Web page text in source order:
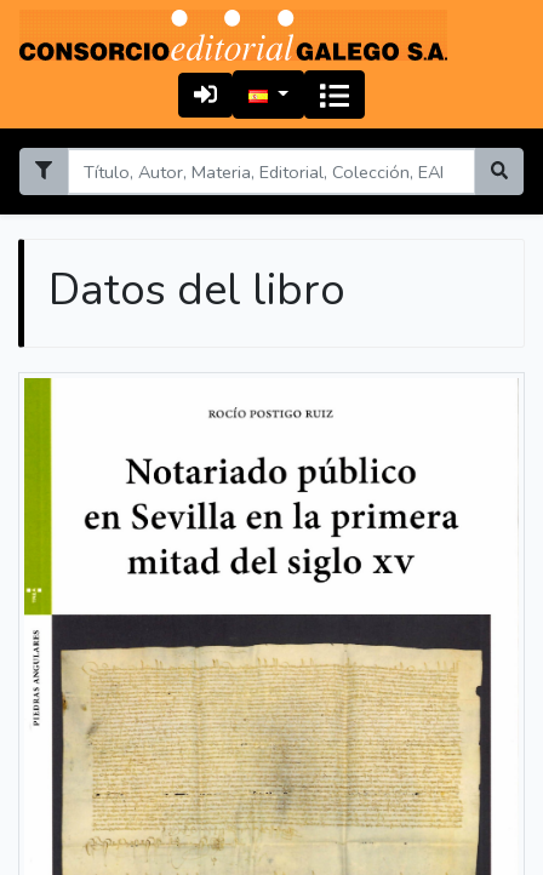
Datos del libro